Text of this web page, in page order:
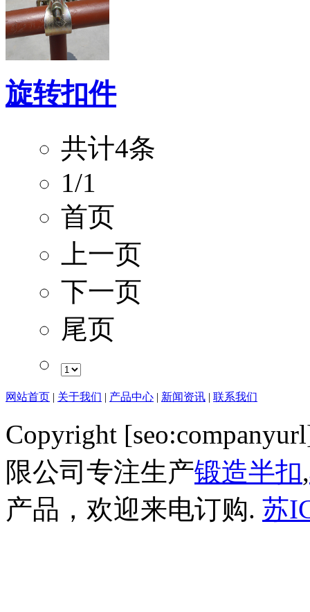
旋转扣件
共计4条
1/1
首页
上一页
下一页
尾页
网站首页 | 关于我们 | 产品中心 | 新闻资讯 | 联系我们
Copyright
限公司专注生产锻造半扣,
产品，欢迎来电订购. 苏